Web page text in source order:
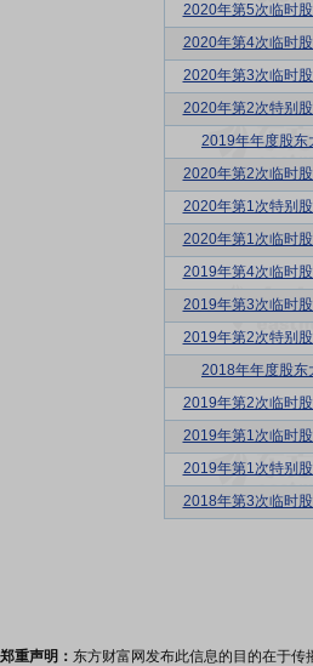
2020年第5次临时
2020年第4次临时
2020年第3次临时
2020年第2次特别
2019年年度股东
2020年第2次临时
2020年第1次特别
2020年第1次临时
2019年第4次临时
2019年第3次临时
2019年第2次特别
2018年年度股东
2019年第2次临时
2019年第1次临时
2019年第1次特别
2018年第3次临时
郑重声明： 东方财富网发布此信息的目的在于